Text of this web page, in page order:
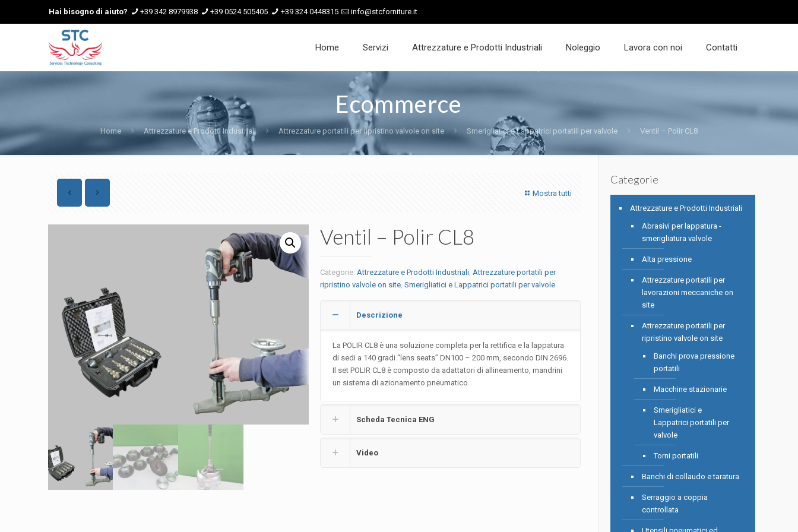
Hai bisogno di aiuto? +39 342 8979938 +39 0524 505405 +39 324 0448315 info@stcforniture.it
Home Servizi Attrezzature e Prodotti Industriali Noleggio Lavora con noi Contatti
Ecommerce
Home Attrezzature e Prodotti Industriali Attrezzature portatili per ripristino valvole on site Smerigliatici e Lappatrici portatili per valvole Ventil – Polir CL8
Mostra tutti
Ventil – Polir CL8
Categorie: Attrezzature e Prodotti Industriali, Attrezzature portatili per
ripristino valvole on site, Smerigliatici e Lappatrici portatili per valvole
Descrizione
La POLIR CL8 è una soluzione completa per la rettifica e la lappatura
di sedi a 140 gradi “lens seats” DN100 – 200 mm, secondo DIN 2696.
Il set POLIR CL8 è composto da adattatori di allineamento, mandrini
un sistema di azionamento pneumatico.
Scheda Tecnica ENG
Video
Categorie
Attrezzature e Prodotti Industriali
Abrasivi per lappatura -
smerigliatura valvole
Alta pressione
Attrezzature portatili per
lavorazioni meccaniche on
site
Attrezzature portatili per
ripristino valvole on site
Banchi prova pressione
portatili
Macchine stazionarie
Smerigliatici e
Lappatrici portatili per
valvole
Torni portatili
Banchi di collaudo e taratura
Serraggio a coppia
controllata